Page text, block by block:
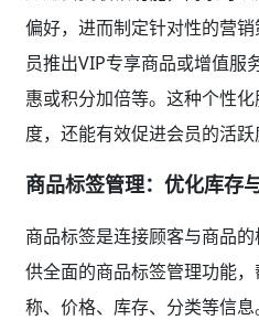
偏好，进而制定针对性的营
员推出VIP专享商品或增值服
惠或积分加倍等。这种个性
度，还能有效促进会员的活跃
商品标签管理：优化库存
商品标签是连接顾客与商品
供全面的商品标签管理功能
称、价格、库存、分类等信